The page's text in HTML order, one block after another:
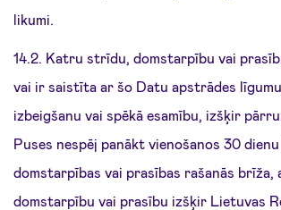
likumi.
14.2. Katru strīdu, domstarpību vai
vai ir saistīta ar šo Datu apstrādes
izbeigšanu vai spēkā esamību, izšķir
Puses nespēj panākt vienošanos 30
domstarpības vai prasības rašanās brīža,
domstarpību vai prasību izšķir Lietuvas